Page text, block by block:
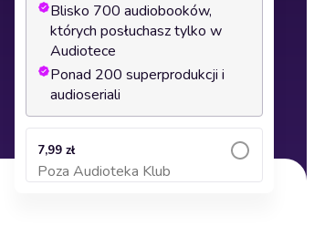
Blisko 700 audiobooków,
których posłuchasz tylko w
Audiotece
Ponad 200 superprodukcji i
audioseriali
7,99 zł
Poza Audioteka Klub
Dodaj do koszyka